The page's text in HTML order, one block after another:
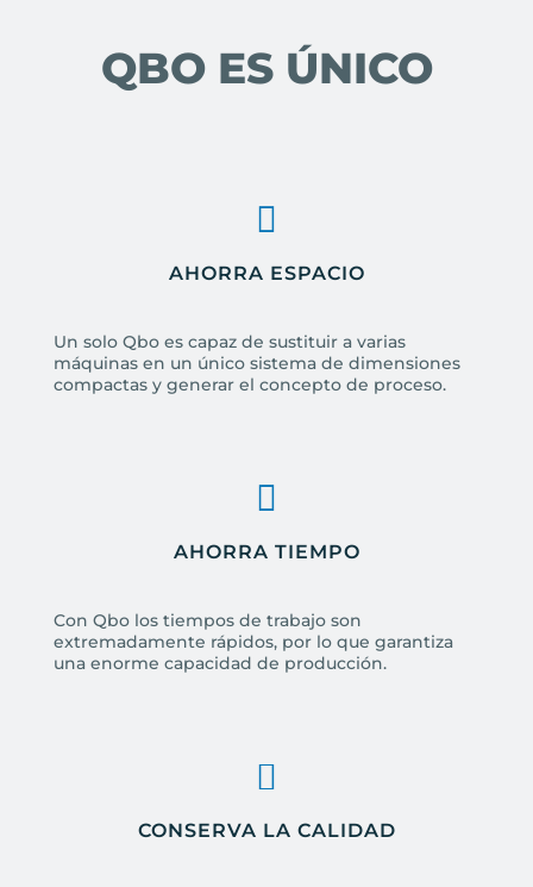
QBO ES ÚNICO
AHORRA ESPACIO
Un solo Qbo es capaz de sustituir a varias
máquinas en un único sistema de dimensiones
compactas y generar el concepto de proceso.
AHORRA TIEMPO
Con Qbo los tiempos de trabajo son
extremadamente rápidos, por lo que garantiza
una enorme capacidad de producción.
CONSERVA LA CALIDAD